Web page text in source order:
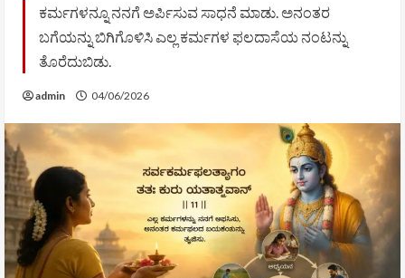
ಕರ್ಮಗಳನ್ನೂ ನನಗೆ ಅರ್ಪಿಸುವ ಸಾಧನೆ ಮಾಡು. ಅನಂತರ
ಬಗೆಯನ್ನು ಬಿಗಿಗೊಳಿಸಿ ಎಲ್ಲ ಕರ್ಮಗಳ ಫಲದಾಸೆಯ ನಂಟನ್ನು
ತೊರೆದುಬಿಡು.
admin 04/06/2026